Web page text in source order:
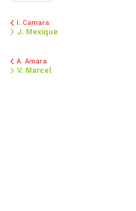
I. Camara
J. Mexique
A. Amara
V. Marcel